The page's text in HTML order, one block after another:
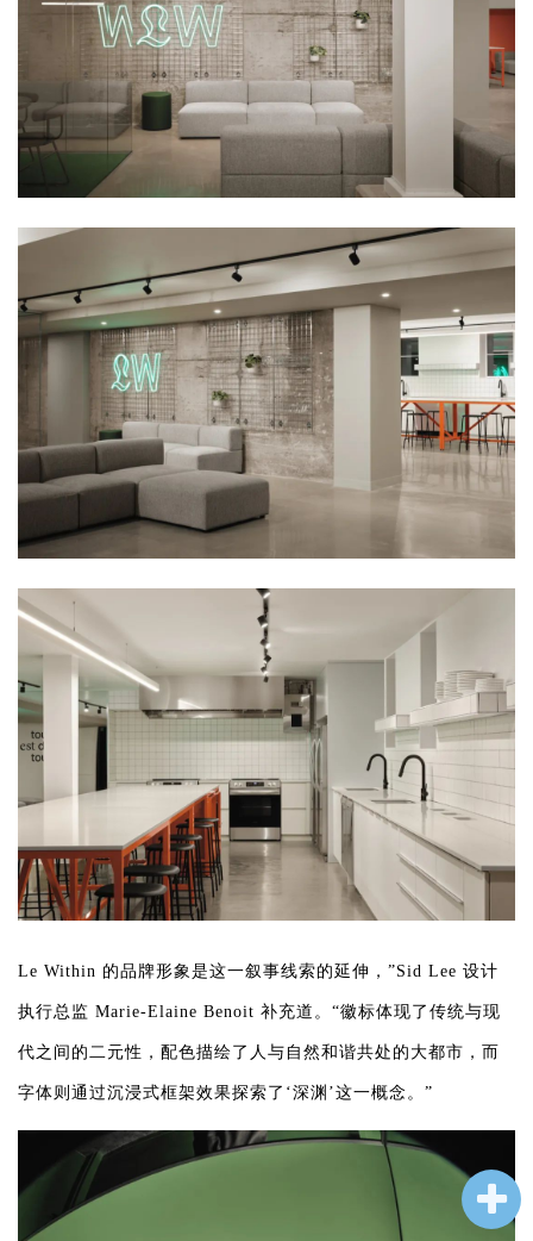
Le Within 的品牌形象是这一叙事线索的延伸，”Sid Lee 设计
执行总监 Marie-Elaine Benoit 补充道。“徽标体现了传统与现
代之间的二元性，配色描绘了人与自然和谐共处的大都市，而
字体则通过沉浸式框架效果探索了‘深渊’这一概念。”